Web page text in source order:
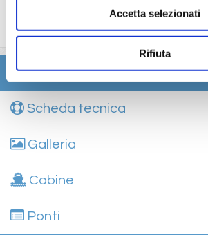
Accetta selezionati
Rifiuta
trattamenti estetici, medico,
Itinerario
Scheda tecnica
Galleria
Cabine
Ponti